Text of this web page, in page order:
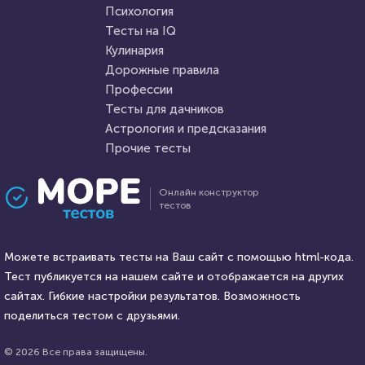
Пройти тест
4 февраля 2022 8739
советского кино: помните ли
вы второстепенные роли в
знаменитых фильмах?
AlexYasnovidov HTML - код
5 января 2022
Проходили 471 раз
Любите видеоигры?
Попробуйте пройти наш тест
Онлайн конструктор
тестов
Можете встраивать тесты на Ваш сайт с помощью html-кода.
Тест публикуется на нашем сайте и отображается на других
сайтах. Гибкие настройки результатов. Возможность
поделиться тестом с друзьями.
© 2026 Все права защищены.
Психология
Тесты на IQ
Кулинария
Дорожные правила
Профессии
Тесты для дачников
Астрология и предсказания
Прочие тесты